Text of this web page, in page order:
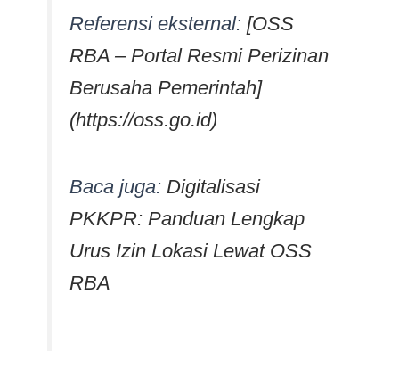
Referensi eksternal: [OSS
RBA – Portal Resmi Perizinan
Berusaha Pemerintah]
(https://oss.go.id)
Baca juga: Digitalisasi
PKKPR: Panduan Lengkap
Urus Izin Lokasi Lewat OSS
RBA